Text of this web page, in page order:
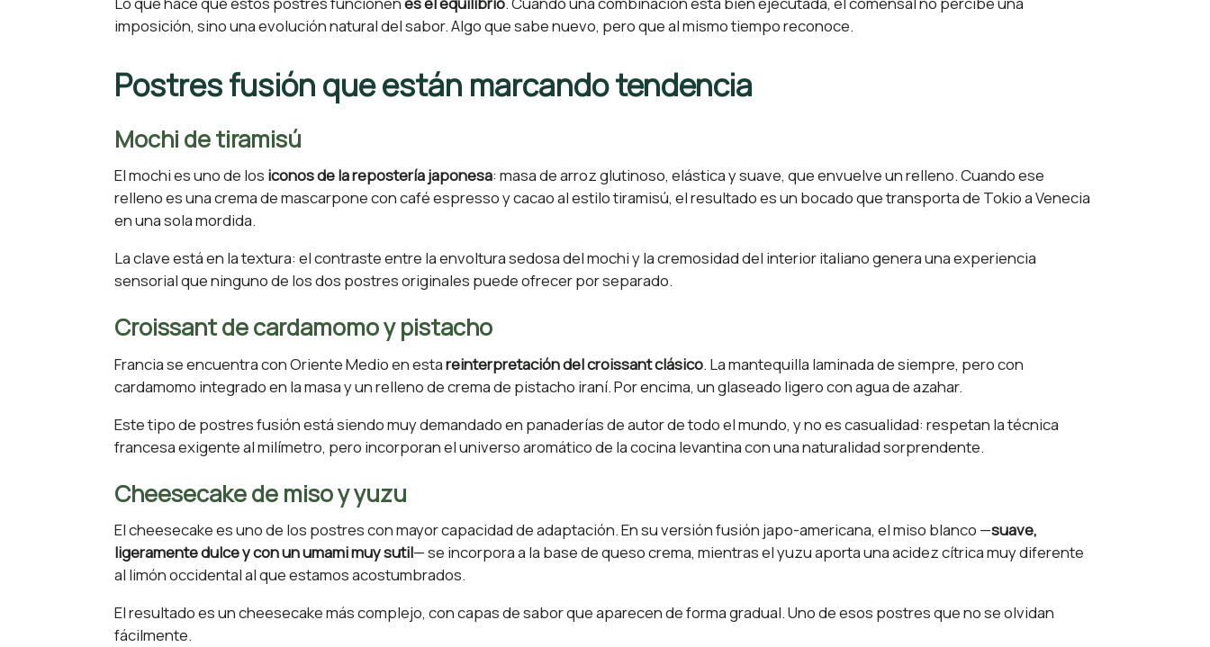
imposición, sino una evolución natural del sabor. Algo que sabe nuevo, pero que al mismo tiempo reconoce.
Postres fusión que están marcando tendencia
Mochi de tiramisú
El mochi es uno de los iconos de la repostería japonesa: masa de arroz glutinoso, elástica y suave, que envuelve un relleno. Cuando ese
relleno es una crema de mascarpone con café espresso y cacao al estilo tiramisú, el resultado es un bocado que transporta de Tokio a Venecia
en una sola mordida.
La clave está en la textura: el contraste entre la envoltura sedosa del mochi y la cremosidad del interior italiano genera una experiencia
sensorial que ninguno de los dos postres originales puede ofrecer por separado.
Croissant de cardamomo y pistacho
Francia se encuentra con Oriente Medio en estareinterpretación del croissant clásico. La mantequilla laminada de siempre, pero con
cardamomo integrado en la masa y un relleno de crema de pistacho iraní. Por encima, un glaseado ligero con agua de azahar.
Este tipo de postres fusión está siendo muy demandado en panaderías de autor de todo el mundo, y no es casualidad: respetan la técnica
francesa exigente al milímetro, pero incorporan el universo aromático de la cocina levantina con una naturalidad sorprendente.
Cheesecake de miso y yuzu
El cheesecake es uno de los postres con mayor capacidad de adaptación. En su versión fusión japo-americana, el miso blanco —suave,
ligeramente dulce y con un umami muy sutil— se incorpora a la base de queso crema, mientras el yuzu aporta una acidez cítrica muy diferente
al limón occidental al que estamos acostumbrados.
El resultado es un cheesecake más complejo, con capas de sabor que aparecen de forma gradual. Uno de esos postres que no se olvidan
fácilmente.